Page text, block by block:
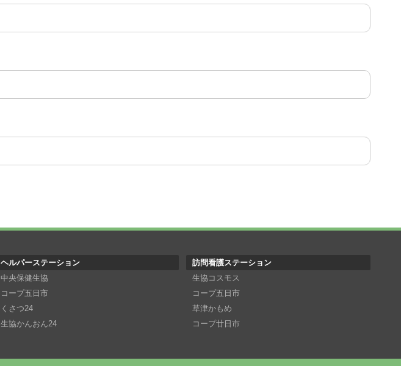
ヘルパーステーション
中央保健生協
コープ五日市
くさつ24
生協かんおん24
訪問看護ステーション
生協コスモス
コープ五日市
草津かもめ
コープ廿日市